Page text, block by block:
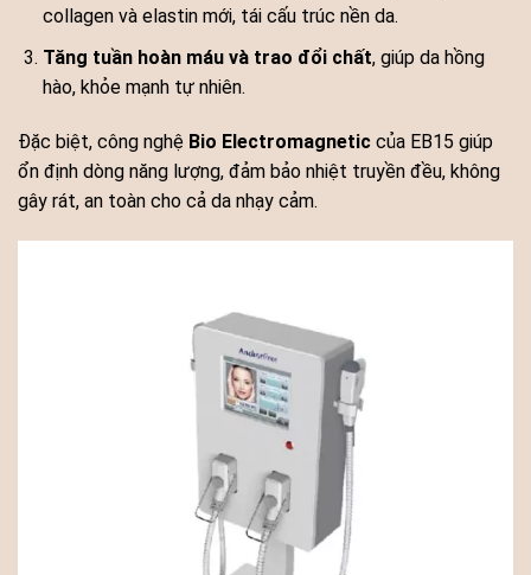
collagen và elastin mới, tái cấu trúc nền da.
Tăng tuần hoàn máu và trao đổi chất, giúp da hồng
hào, khỏe mạnh tự nhiên.
Đặc biệt, công nghệ Bio Electromagnetic của EB15 giúp
ổn định dòng năng lượng, đảm bảo nhiệt truyền đều, không
gây rát, an toàn cho cả da nhạy cảm.